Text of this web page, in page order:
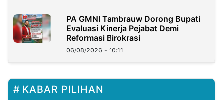
PA GMNI Tambrauw Dorong Bupati
Evaluasi Kinerja Pejabat Demi
Reformasi Birokrasi
06/08/2026 - 10:11
KABAR PILIHAN